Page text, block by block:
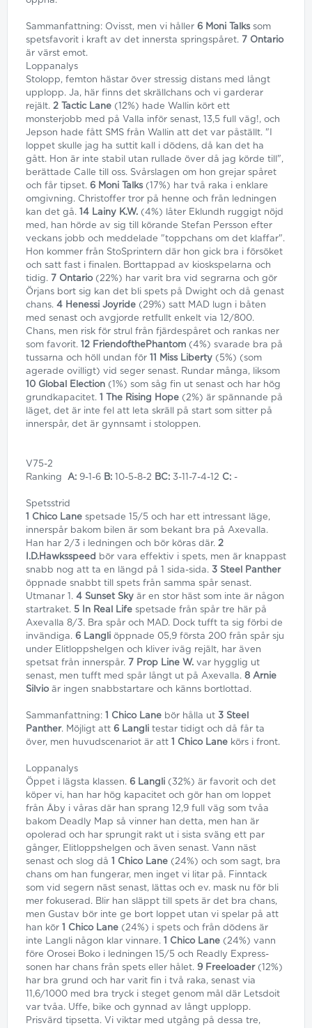
Sammanfattning: Ovisst, men vi håller 6 Moni Talkssom
spetsfavorit i kraft av det innersta springspåret. 7 Ontario
är värst emot.
Loppanalys
Stolopp, femton hästar över stressig distans med långt
upplopp. Ja, här finns det skrällchans och vi garderar
rejält. 2 Tactic Lane (12%) hade Wallin kört ett
monsterjobb med på Valla inför senast, 13,5 full väg!, och
Jepson hade fått SMS från Wallin att det var påställt. "I
loppet skulle jag ha suttit kall i dödens, då kan det ha
gått. Hon är inte stabil utan rullade över då jag körde till",
berättade Calle till oss. Svårslagen om hon grejar spåret
och får tipset. 6 Moni Talks(17%) har två raka i enklare
omgivning. Christoffer tror på henne och från ledningen
kan det gå. 14 Lainy K.W. (4%) låter Eklundh ruggigt nöjd
med, han hörde av sig till körande Stefan Persson efter
veckans jobb och meddelade "toppchans om det klaffar".
Hon kommer från StoSprintern där hon gick bra i försöket
och satt fast i finalen. Borttappad av kioskspelarna och
tidig. 7 Ontario(22%) har varit bra vid segrarna och gör
Örjans bort sig kan det bli spets på Dwight och då genast
chans. 4 Henessi Joyride (29%) satt MAD lugn i båten
med senast och avgjorde retfullt enkelt via 12/800.
Chans, men risk för strul från fjärdespåret och rankas ner
som favorit. 12 FriendofthePhantom (4%) svarade bra på
tussarna och höll undan för 11 Miss Liberty (5%) (som
agerade ovilligt) vid seger senast. Rundar många, liksom
10 Global Election (1%) som såg fin ut senast och har hög
grundkapacitet. 1 The Rising Hope (2%) är spännande på
läget, det är inte fel att leta skräll på start som sitter på
innerspår, det är gynnsamt i stoloppen.
V75-2
Ranking A: 9-1-6 B: 10-5-8-2 BC: 3-11-7-4-12 C: -
Spetsstrid
1 Chico Lane spetsade 15/5 och har ett intressant läge,
innerspår bakom bilen är som bekant bra på Axevalla.
Han har 2/3 i ledningen och bör köras där. 2
I.D.Hawksspeed
bör vara effektiv i spets, men är knappast
snabb nog att ta en längd på 1 sida-sida. 3 Steel Panther
öppnade snabbt till spets från samma spår senast.
Utmanar 1. 4 Sunset Sky är en stor häst som inte är någon
startraket. 5 In Real Life spetsade från spår tre här på
Axevalla 8/3. Bra spår och MAD. Dock tufft ta sig förbi de
invändiga. 6 Langli öppnade 05,9 första 200 från spår sju
under Elitloppshelgen och kliver iväg rejält, har även
spetsat från innerspår. 7 Prop Line W. var hygglig ut
senast, men tufft med spår långt ut på Axevalla. 8 Arnie
Silvioär ingen snabbstartare och känns bortlottad.
Sammanfattning: 1 Chico Lane bör hålla ut 3 Steel
Panther. Möjligt att 6 Langli testar tidigt och då får ta
över, men huvudscenariot är att 1 Chico Lane körs i front.
Loppanalys
Öppet i lägsta klassen. 6 Langli (32%) är favorit och det
köper vi, han har hög kapacitet och gör han om loppet
från Åby i våras där han sprang 12,9 full väg som tvåa
bakom Deadly Map så vinner han detta, men han är
opolerad och har sprungit rakt ut i sista sväng ett par
gånger, Elitloppshelgen och även senast. Vann näst
senast och slog då 1 Chico Lane (24%) och som sagt, bra
chans om han fungerar, men inget vi litar på. Finntack
som vid segern näst senast, lättas och ev. mask nu för bli
mer fokuserad. Blir han släppt till spets är det bra chans,
men Gustav bör inte ge bort loppet utan vi spelar på att
han kör 1 Chico Lane (24%) i spets och från dödens är
inte Langli någon klar vinnare. 1 Chico Lane (24%) vann
före Orosei Boko i ledningen 15/5 och Readly Express-
sonen har chans från spets eller hålet. 9 Freeloader(12%)
har bra grund och har varit fin i två raka, senast via
11,6/1000 med bra tryck i steget genom mål där Letsdoit
var tvåa. Uffe, bike och gynnad av långt upplopp.
Prisvärd tipsetta. Vi viktar med utgång på dessa tre,